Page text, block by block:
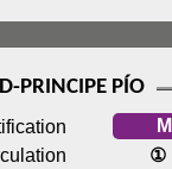
PRINCIPE PÍO
①